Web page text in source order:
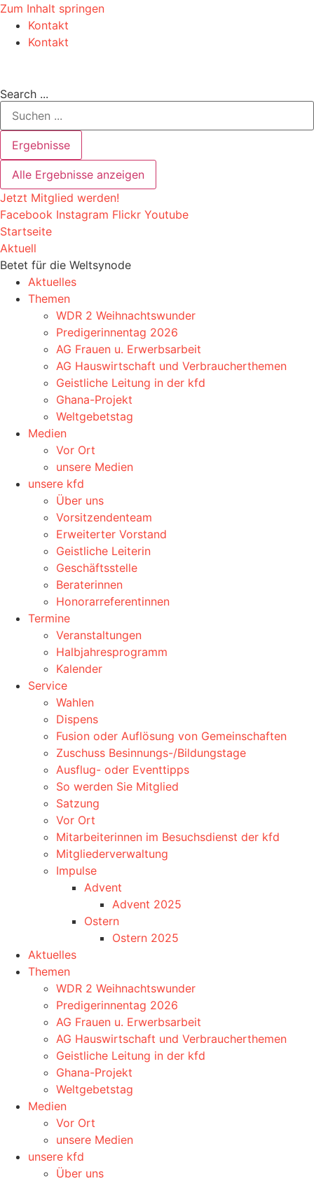
Zum Inhalt springen
Kontakt
Kontakt
Search ...
Ergebnisse
Alle Ergebnisse anzeigen
Jetzt Mitglied werden!
Facebook Instagram Flickr Youtube
Startseite
Aktuell
Betet für die Weltsynode
Aktuelles
Themen
WDR 2 Weihnachtswunder
Predigerinnentag 2026
AG Frauen u. Erwerbsarbeit
AG Hauswirtschaft und Verbraucherthemen
Geistliche Leitung in der kfd
Ghana-Projekt
Weltgebetstag
Medien
Vor Ort
unsere Medien
unsere kfd
Über uns
Vorsitzendenteam
Erweiterter Vorstand
Geistliche Leiterin
Geschäftsstelle
Beraterinnen
Honorarreferentinnen
Termine
Veranstaltungen
Halbjahresprogramm
Kalender
Service
Wahlen
Dispens
Fusion oder Auflösung von Gemeinschaften
Zuschuss Besinnungs-/Bildungstage
Ausflug- oder Eventtipps
So werden Sie Mitglied
Satzung
Vor Ort
Mitarbeiterinnen im Besuchsdienst der kfd
Mitgliederverwaltung
Impulse
Advent
Advent 2025
Ostern
Ostern 2025
Aktuelles
Themen
WDR 2 Weihnachtswunder
Predigerinnentag 2026
AG Frauen u. Erwerbsarbeit
AG Hauswirtschaft und Verbraucherthemen
Geistliche Leitung in der kfd
Ghana-Projekt
Weltgebetstag
Medien
Vor Ort
unsere Medien
unsere kfd
Über uns